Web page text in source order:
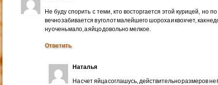
Не буду спорить с теми, кто восторгается этой курицей, но
вечно забивается в угол от малейшего шороха и квохчет, как
ну очень мало, а яйцо довольно мелкое.
Ответить
Наталья
На счет яйца соглашусь, действительно размеров